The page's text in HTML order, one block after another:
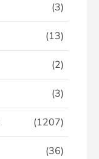
(3)
(13)
(2)
(3)
(1207)
(36)